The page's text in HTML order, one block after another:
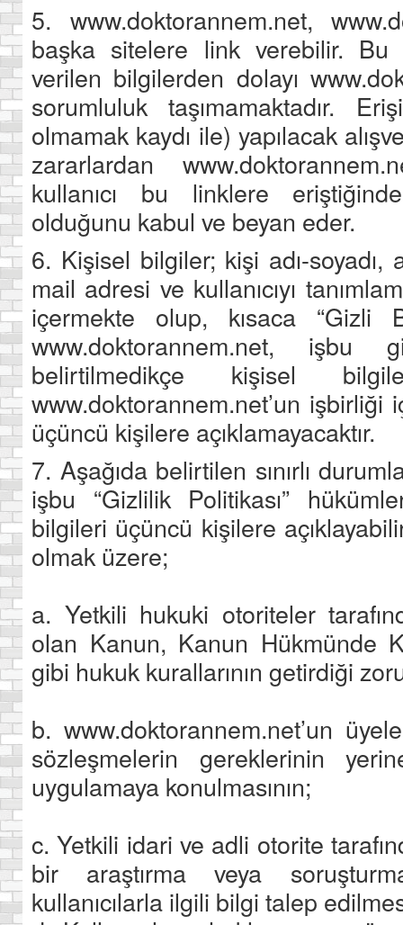
5. www.doktorannem.net,
başka sitelere link verebilir. Bu
verilen bilgilerden dolayı
sorumluluk taşımamaktadır.
olmamak kaydı ile) yapılacak
zararlardan
kullanıcı bu linklere
olduğunu kabul ve beyan eder.
6. Kişisel bilgiler; kişi adı-soyadı,
mail adresi ve kullanıcıyı
içermekte olup, kısaca “Gizli
www.doktorannem.net, işbu
belirtilmedikçe kişisel
www.doktorannem.net’un işbirliği
üçüncü kişilere açıklamayacaktır.
7. Aşağıda belirtilen sınırlı
işbu “Gizlilik Politikası”
bilgileri üçüncü kişilere
olmak üzere;
a. Yetkili hukuki otoriteler
olan Kanun, Kanun Hükmünde
gibi hukuk kurallarının getirdiği
b. www.doktorannem.net’un
sözleşmelerin gereklerinin
uygulamaya konulmasının;
c. Yetkili idari ve adli otorite
bir araştırma veya
kullanıcılarla ilgili bilgi talep